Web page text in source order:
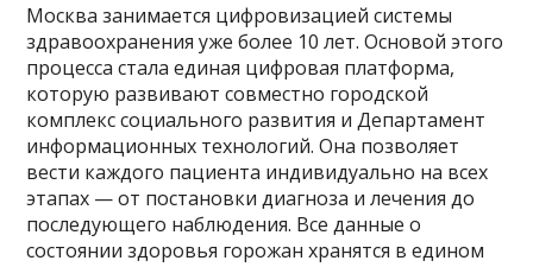
Москва занимается цифровизацией системы
здравоохранения уже более 10 лет. Основой этого
процесса стала единая цифровая платформа,
которую развивают совместно городской
комплекс социального развития и Департамент
информационных технологий. Она позволяет
вести каждого пациента индивидуально на всех
этапах — от постановки диагноза и лечения до
последующего наблюдения. Все данные о
состоянии здоровья горожан хранятся в едином